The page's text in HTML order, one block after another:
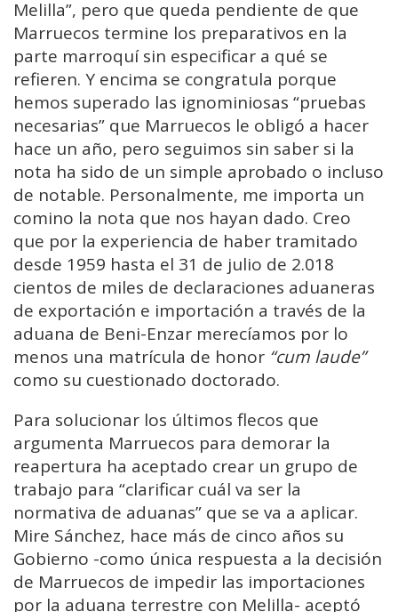
Melilla”, pero que queda pendiente de que
Marruecos termine los preparativos en la
parte marroquí sin especificar a qué se
refieren. Y encima se congratula porque
hemos superado las ignominiosas “pruebas
necesarias” que Marruecos le obligó a hacer
hace un año, pero seguimos sin saber si la
nota ha sido de un simple aprobado o incluso
de notable. Personalmente, me importa un
comino la nota que nos hayan dado. Creo
que por la experiencia de haber tramitado
desde 1959 hasta el 31 de julio de 2.018
cientos de miles de declaraciones aduaneras
de exportación e importación a través de la
aduana de Beni-Enzar merecíamos por lo
menos una matrícula de honor “cum laude”
como su cuestionado doctorado.
Para solucionar los últimos flecos que
argumenta Marruecos para demorar la
reapertura ha aceptado crear un grupo de
trabajo para “clarificar cuál va ser la
normativa de aduanas” que se va a aplicar.
Mire Sánchez, hace más de cinco años su
Gobierno -como única respuesta a la decisión
de Marruecos de impedir las importaciones
por la aduana terrestre con Melilla- aceptó